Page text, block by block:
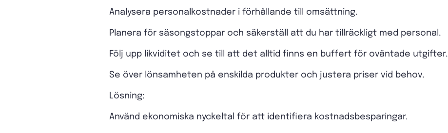
Analysera personalkostnader i förhållande till omsättning.
Planera för säsongstoppar och säkerställ att du har tillräckligt med personal.
Följ upp likviditet och se till att det alltid finns en buffert för oväntade utgifter.
Se över lönsamheten på enskilda produkter och justera priser vid behov.
Lösning:
Använd ekonomiska nyckeltal för att identifiera kostnadsbesparingar.